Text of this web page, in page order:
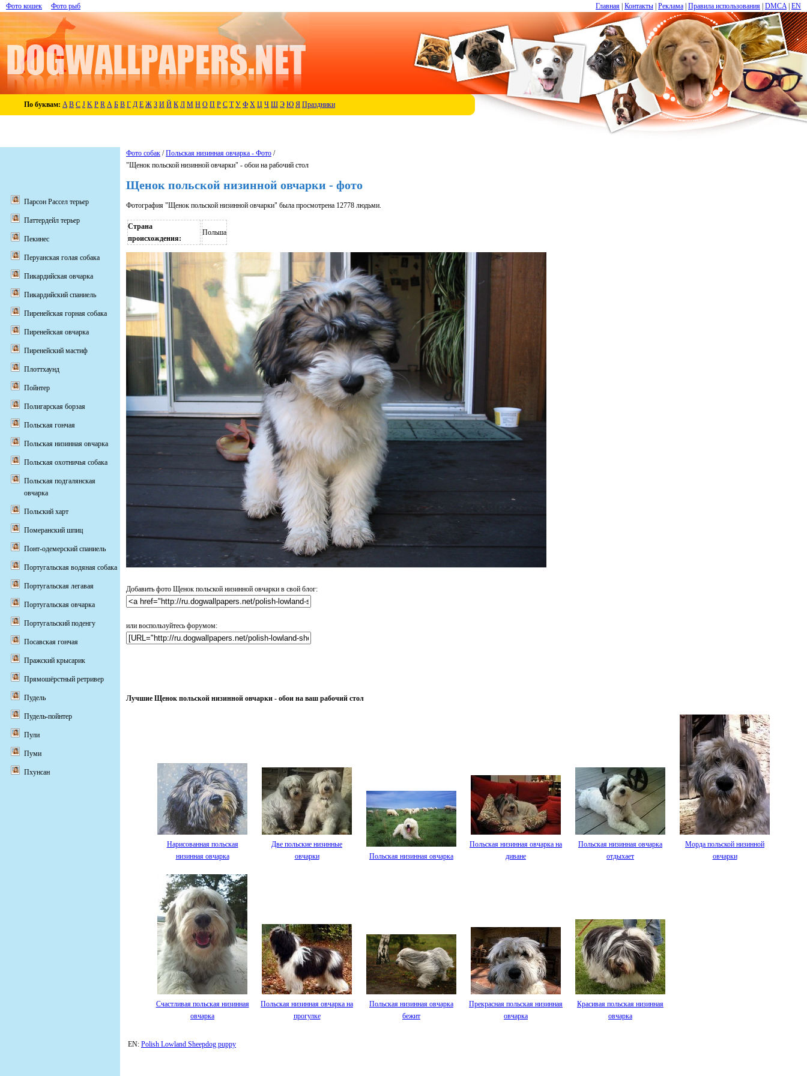
Главная Контакты Реклама Правила использования DMCA EN
Фото кошек Фото рыб
По буквам: A B C J K P R А Б В Г Д Е Ж З И Й К Л М Н О П Р С Т У Ф Х Ц Ч Ш Э Ю Я Праздники
Фото собак /Польская низинная овчарка - Фото /
"Щенок польской низинной овчарки" - обои на рабочий стол
Щенок польской низинной овчарки - фото
Фотография "Щенок польской низинной овчарки" была просмотрена 12778 людьми.
Страна
происхождения:
Польша
Добавить фото Щенок польской низинной овчарки в свой блог:
или воспользуйтесь форумом:
Лучшие Щенок польской низинной овчарки - обои на ваш рабочий стол
Нарисованная польская
низинная овчарка
Две польские низинные
овчарки
Польская низинная овчарка
Польская низинная овчарка на
диване
Польская низинная овчарка
отдыхает
Морда польской низинной
овчарки
Счастливая польская низинная
овчарка
Польская низинная овчарка на
прогулке
Польская низинная овчарка
бежит
Прекрасная польская низинная
овчарка
Красивая польская низинная
овчарка
EN: Polish Lowland Sheepdog puppy
Парсон Рассел терьер
Паттердейл терьер
Пекинес
Перуанская голая собака
Пикардийская овчарка
Пикардийский спаниель
Пиренейская горная собака
Пиренейская овчарка
Пиренейский мастиф
Плоттхаунд
Пойнтер
Полигарская борзая
Польская гончая
Польская низинная овчарка
Польская охотничья собака
Польская подгалянская
овчарка
Польский харт
Померанский шпиц
Понт-одемерский спаниель
Португальская водяная собака
Португальская легавая
Португальская овчарка
Португальский поденгу
Посавская гончая
Пражский крысарик
Прямошёрстный ретривер
Пудель
Пудель-пойнтер
Пули
Пуми
Пхунсан